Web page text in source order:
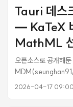
뭐가 다른지 모르겠
유니크 작성자를 추
있고, 커뮤니티 자료
돼 있어서 “읽기
Tauri 데스
— KaTeX
MathML
오픈소스로 공개
여서 쓰고 있다.
2026-04-17 09:00